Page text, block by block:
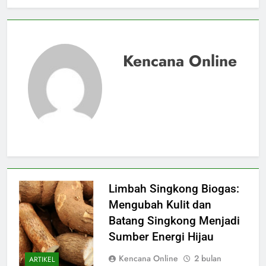
Kencana Online
ARTIKEL
Limbah Singkong Biogas:
Mengubah Kulit dan
Batang Singkong Menjadi
Sumber Energi Hijau
Kencana Online
2 bulan